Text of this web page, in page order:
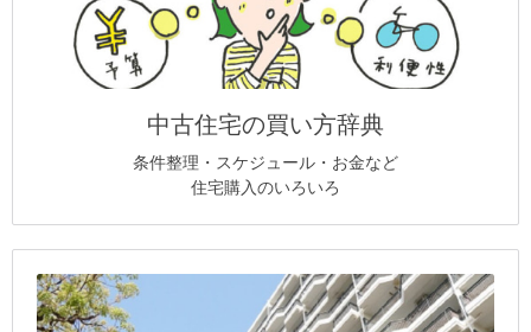
中古住宅の買い方辞典
条件整理・スケジュール・お金など
住宅購入のいろいろ